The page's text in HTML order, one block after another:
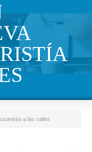
a las calles